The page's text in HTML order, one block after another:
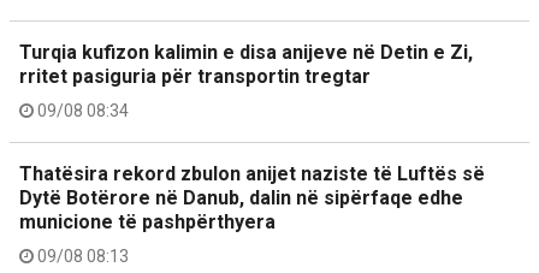
Turqia kufizon kalimin e disa anijeve në Detin e Zi,
rritet pasiguria për transportin tregtar
09/08 08:34
Thatësira rekord zbulon anijet naziste të Luftës së
Dytë Botërore në Danub, dalin në sipërfaqe edhe
municione të pashpërthyera
09/08 08:13